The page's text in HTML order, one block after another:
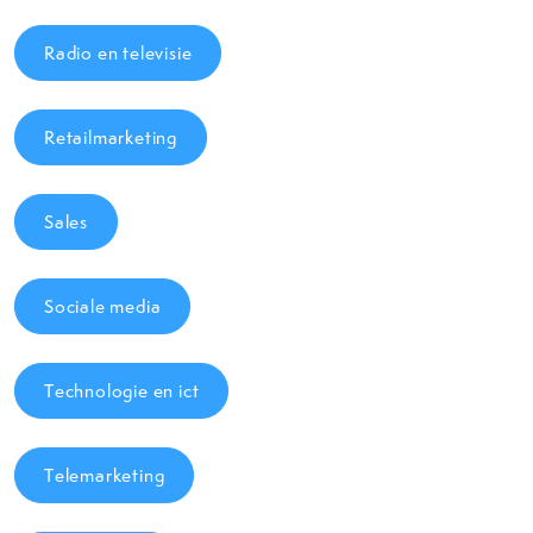
Radio en televisie
Retailmarketing
Sales
Sociale media
Technologie en ict
Telemarketing